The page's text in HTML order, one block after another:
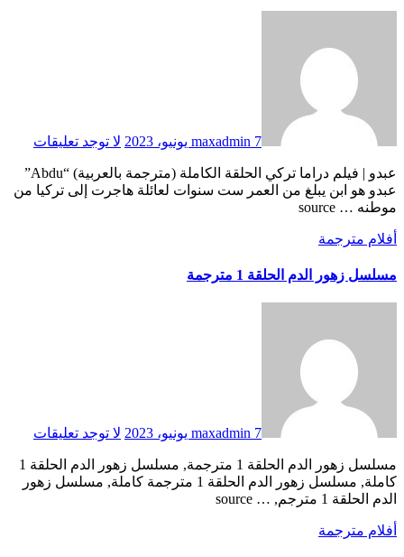
maxadmin 7 يونيو، 2023 لا توجد تعليقات
عبدو | فيلم دراما تركي الحلقة الكاملة (مترجمة بالعربية) “Abdu”
عبدو هو ابن يبلغ من العمر ست سنوات لعائلة هاجرت إلى تركيا من
موطنه … source
أفلام مترجمة
مسلسل زهور الدم الحلقة 1 مترجمة
maxadmin 7 يونيو، 2023 لا توجد تعليقات
مسلسل زهور الدم الحلقة 1 مترجمة, مسلسل زهور الدم الحلقة 1
كاملة, مسلسل زهور الدم الحلقة 1 مترجمة كاملة, مسلسل زهور
الدم الحلقة 1 مترجم, … source
أفلام مترجمة